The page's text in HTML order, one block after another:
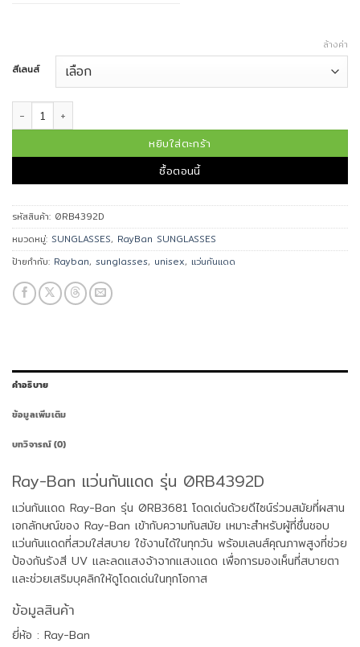
สีเลนส์
ล้างค่า
จำนวน Ray-Ban แว่นกันแดด รุ่น 0RB4392D ชิ้น
หยิบใส่ตะกร้า
ซื้อตอนนี้
รหัสสินค้า: 0RB4392D
หมวดหมู่: SUNGLASSES, RayBan SUNGLASSES
ป้ายกำกับ: Rayban, sunglasses, unisex, แว่นกันแดด
คำอธิบาย
ข้อมูลเพิ่มเติม
บทวิจารณ์ (0)
Ray-Ban แว่นกันแดด รุ่น 0RB4392D
แว่นกันแดด Ray-Ban รุ่น 0RB3681 โดดเด่นด้วยดีไซน์ร่วมสมัยที่ผสาน
เอกลักษณ์ของ Ray-Ban เข้ากับความทันสมัย เหมาะสำหรับผู้ที่ชื่นชอบ
แว่นกันแดดที่สวมใส่สบาย ใช้งานได้ในทุกวัน พร้อมเลนส์คุณภาพสูงที่ช่วย
ป้องกันรังสี UV และลดแสงจ้าจากแสงแดด เพื่อการมองเห็นที่สบายตา
และช่วยเสริมบุคลิกให้ดูโดดเด่นในทุกโอกาส
ข้อมูลสินค้า
ยี่ห้อ : Ray-Ban